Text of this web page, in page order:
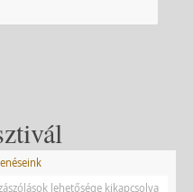
lehetősége kikapcsolva